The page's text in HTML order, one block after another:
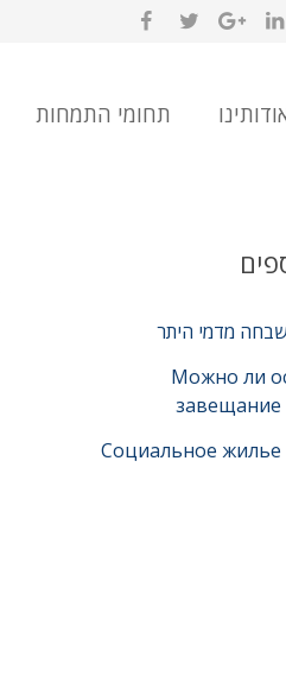
תחומי התמחות
מדמי היתר
? Можно ли
завещание
Социальное жилье